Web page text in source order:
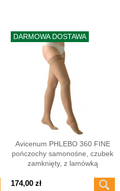
DARMOWA DOSTAWA
Avicenum PHLEBO 360 FINE
pończochy samonośne, czubek
zamknięty, z lamówką
174,00 zł